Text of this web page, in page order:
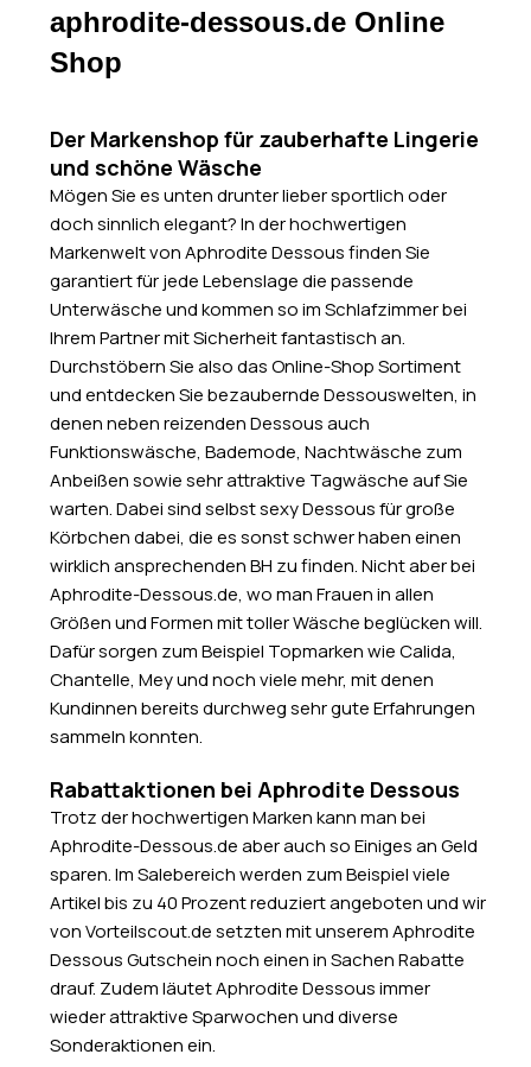
aphrodite-dessous.de Online
Shop
Der Markenshop für zauberhafte Lingerie
und schöne Wäsche
Mögen Sie es unten drunter lieber sportlich oder
doch sinnlich elegant? In der hochwertigen
Markenwelt von Aphrodite Dessous finden Sie
garantiert für jede Lebenslage die passende
Unterwäsche und kommen so im Schlafzimmer bei
Ihrem Partner mit Sicherheit fantastisch an.
Durchstöbern Sie also das Online-Shop Sortiment
und entdecken Sie bezaubernde Dessouswelten, in
denen neben reizenden Dessous auch
Funktionswäsche, Bademode, Nachtwäsche zum
Anbeißen sowie sehr attraktive Tagwäsche auf Sie
warten. Dabei sind selbst sexy Dessous für große
Körbchen dabei, die es sonst schwer haben einen
wirklich ansprechenden BH zu finden. Nicht aber bei
Aphrodite-Dessous.de, wo man Frauen in allen
Größen und Formen mit toller Wäsche beglücken will.
Dafür sorgen zum Beispiel Topmarken wie Calida,
Chantelle, Mey und noch viele mehr, mit denen
Kundinnen bereits durchweg sehr gute Erfahrungen
sammeln konnten.
Rabattaktionen bei Aphrodite Dessous
Trotz der hochwertigen Marken kann man bei
Aphrodite-Dessous.de aber auch so Einiges an Geld
sparen. Im Salebereich werden zum Beispiel viele
Artikel bis zu 40 Prozent reduziert angeboten und wir
von Vorteilscout.de setzten mit unserem Aphrodite
Dessous Gutschein noch einen in Sachen Rabatte
drauf. Zudem läutet Aphrodite Dessous immer
wieder attraktive Sparwochen und diverse
Sonderaktionen ein.